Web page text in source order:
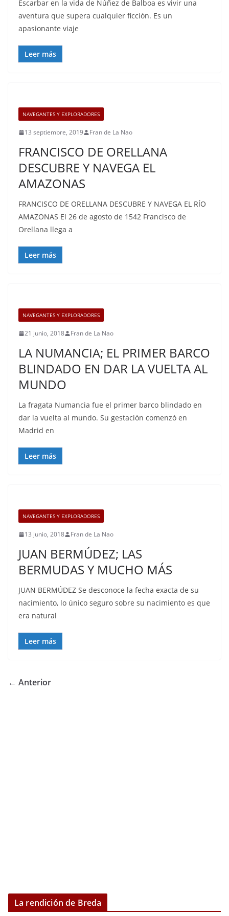
Escarbar en la vida de Núñez de Balboa es vivir una
aventura que supera cualquier ficción. Es un
apasionante viaje
Leer más
NAVEGANTES Y EXPLORADORES
13 septiembre, 2019 Fran de La Nao
FRANCISCO DE ORELLANA
DESCUBRE Y NAVEGA EL
AMAZONAS
FRANCISCO DE ORELLANA DESCUBRE Y NAVEGA EL RÍO
AMAZONAS El 26 de agosto de 1542 Francisco de
Orellana llega a
Leer más
NAVEGANTES Y EXPLORADORES
21 junio, 2018 Fran de La Nao
LA NUMANCIA; EL PRIMER BARCO
BLINDADO EN DAR LA VUELTA AL
MUNDO
La fragata Numancia fue el primer barco blindado en
dar la vuelta al mundo. Su gestación comenzó en
Madrid en
Leer más
NAVEGANTES Y EXPLORADORES
13 junio, 2018 Fran de La Nao
JUAN BERMÚDEZ; LAS
BERMUDAS Y MUCHO MÁS
JUAN BERMÚDEZ Se desconoce la fecha exacta de su
nacimiento, lo único seguro sobre su nacimiento es que
era natural
Leer más
← Anterior
La rendición de Breda